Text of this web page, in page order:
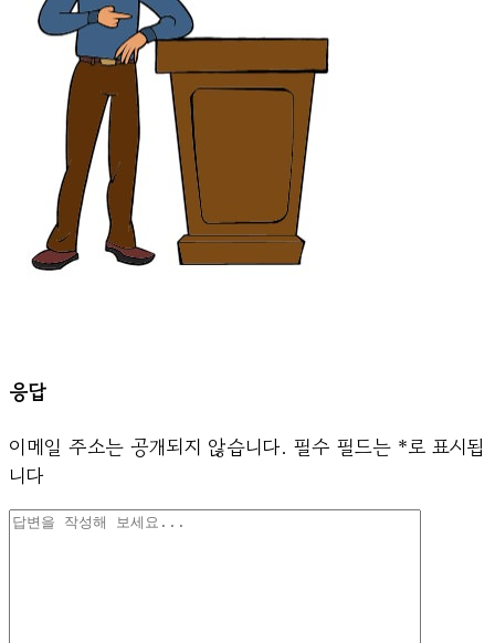
응답
이메일 주소는 공개되지 않습니다. 필수 필드는 *로 표시됩
니다